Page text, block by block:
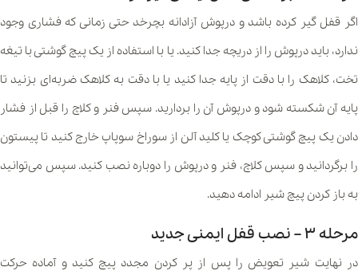
اگر قفل گیر کرده باشد و درپوش آزادانه بچرخد حتی زمانی که فشاری وجود
ندارد، باید درپوش را از دریچه جدا کنید. یا با استفاده از یک پیچ گوشتی با تیغه
تخت، کلاهک را با دقت از پایه جدا کنید یا با دقت به کلاهک ضربه‌ای بزنید تا
پایه آن شکسته شود و درپوش آن را بردارید. سپس فنر و کلاچ را قبل از فشار
دادن یک پیچ گوشتی کوچک یا کلید آلن از سوراخ سوپاپ خارج کنید تا پیستون
را برگردانید و سپس کلاچ، فنر و درپوش را دوباره نصب کنید. سپس می‌توانید
به باز کردن پیچ شیر ادامه دهید.
مرحله ۳ – نصب قفل ایمنی جدید
در نهایت شیر تعویض را پس از پر کردن مجدد پیچ کنید و آماده حرکت